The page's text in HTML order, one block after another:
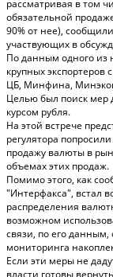
рассматривая в том
обязательной
90% от нее),
участвующих в
По данным одного из
крупных экспортеров
ЦБ, Минфина,
Целью был поиск мер
курсом рубля.
На этой встрече
регулятора
продажу валюты в
объемах этих продаж.
Помимо этого, как
"Интерфакса", встал
распределения
возможном
связи, по его
мониторинга
Если эти меры не
власти готовы